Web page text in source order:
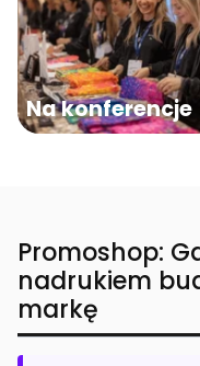
Na konferencje
Promoshop:
nadrukiem
markę